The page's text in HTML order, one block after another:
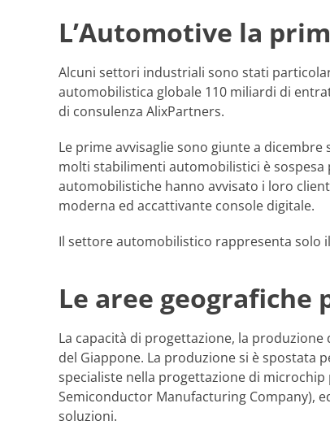
L’Automotive la
Alcuni settori industriali sono stati
automobilistica globale 110 miliardi di
di consulenza AlixPartners.
Le prime avvisaglie sono giunte a
molti stabilimenti automobilistici è
automobilistiche hanno avvisato i loro
moderna ed accattivante console digitale.
Il settore automobilistico rappresenta solo
Le aree geografiche
La capacità di progettazione, la
del Giappone. La produzione si è spostata
specialiste nella progettazione di microchip
Semiconductor Manufacturing Company),
soluzioni.